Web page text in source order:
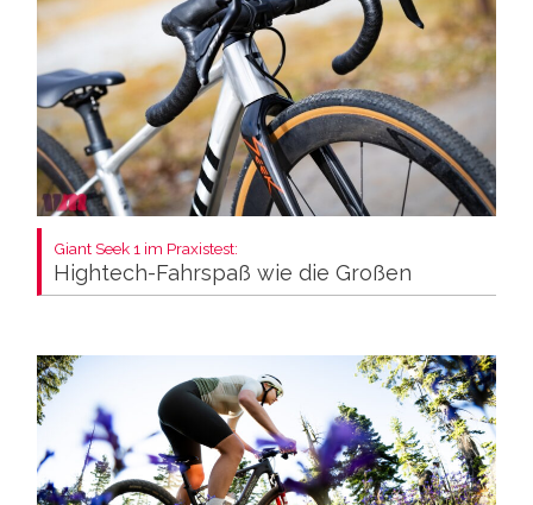
Giant Seek 1 im Praxistest:
Hightech-Fahrspaß wie die Großen